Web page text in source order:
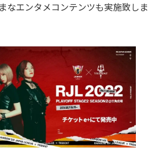
なエンタメコンテンツも実施致しま